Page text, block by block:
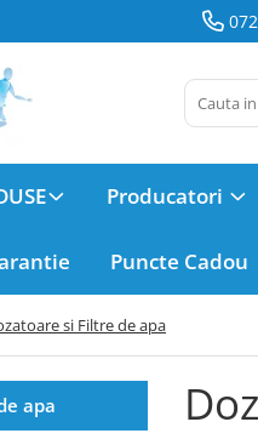
Producatori
Puncte Cadou
si Filtre de apa
apa